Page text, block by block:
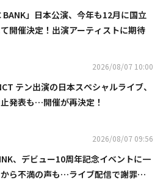
BANK」日本公演、今年も12月に国立
開催決定！出演アーティストに期待
2026/08/07 10:00
テン出演の日本スペシャルライブ、
発表も…開催が再決定！
2026/08/07 09:56
、デビュー10周年記念イベントに一
ら不満の声も…ライブ配信で謝罪